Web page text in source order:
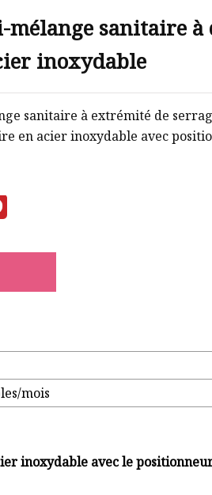
mélange sanitaire à
inoxydable
sanitaire à extrémité de
en acier inoxydable avec
mois
inoxydable avec le